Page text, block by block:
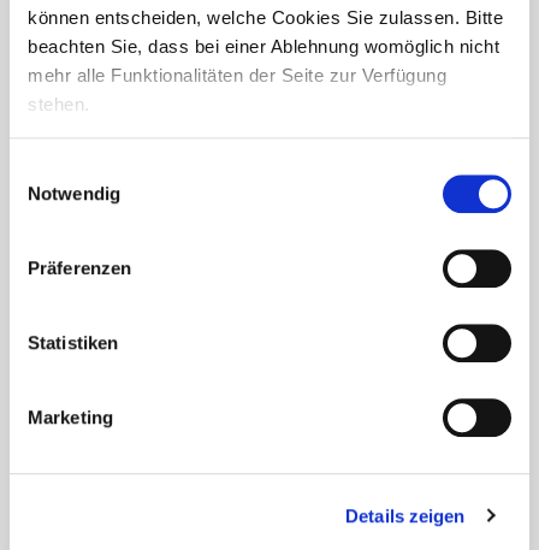
können entscheiden, welche Cookies Sie zulassen. Bitte
beachten Sie, dass bei einer Ablehnung womöglich nicht
mehr alle Funktionalitäten der Seite zur Verfügung
stehen.
Notwendig
Präferenzen
Statistiken
Marketing
Details zeigen
Frohes neues Jahr aus dem Haus
Antonius
Seniorendomizils Haus Antonius wünschen allen ein
gesundes, glückliches neues Jahr voller schöner Momente.